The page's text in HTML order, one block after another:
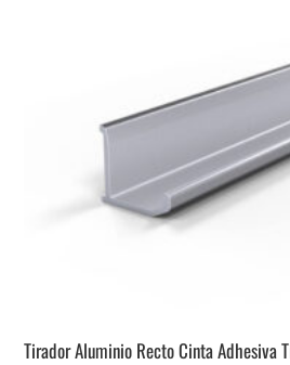
Tirador Aluminio Recto Cinta Adhesiva